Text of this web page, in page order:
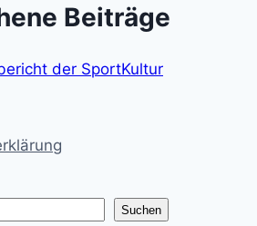
Beiträge
der SportKultur
Suchen